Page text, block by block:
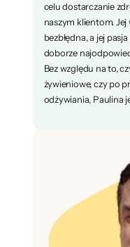
celu dostarczanie
naszym klientom.
bezbłędna, a jej
doborze
Bez względu na to,
żywieniowe, czy po
odżywiania, Paulina